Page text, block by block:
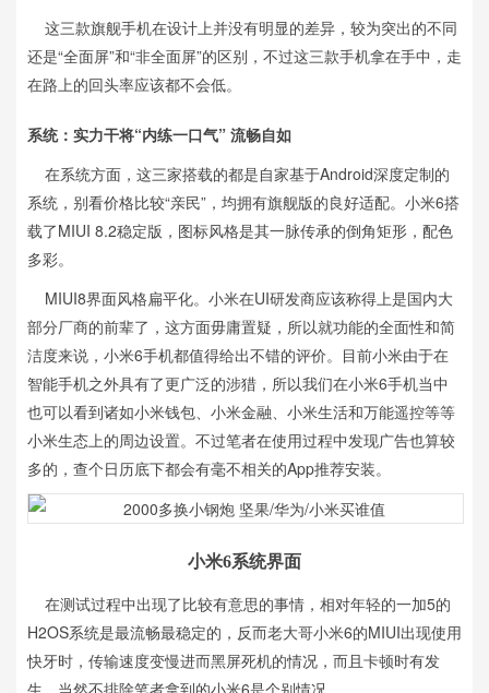
这三款旗舰手机在设计上并没有明显的差异，较为突出的不同
还是“全面屏”和“非全面屏”的区别，不过这三款手机拿在手中，走
在路上的回头率应该都不会低。
系统：实力干将“内练一口气” 流畅自如
在系统方面，这三家搭载的都是自家基于Android深度定制的
系统，别看价格比较“亲民”，均拥有旗舰版的良好适配。小米6搭
载了MIUI 8.2稳定版，图标风格是其一脉传承的倒角矩形，配色
多彩。
MIUI8界面风格扁平化。小米在UI研发商应该称得上是国内大
部分厂商的前辈了，这方面毋庸置疑，所以就功能的全面性和简
洁度来说，小米6手机都值得给出不错的评价。目前小米由于在
智能手机之外具有了更广泛的涉猎，所以我们在小米6手机当中
也可以看到诸如小米钱包、小米金融、小米生活和万能遥控等等
小米生态上的周边设置。不过笔者在使用过程中发现广告也算较
多的，查个日历底下都会有毫不相关的App推荐安装。
小米6系统界面
在测试过程中出现了比较有意思的事情，相对年轻的一加5的
H2OS系统是最流畅最稳定的，反而老大哥小米6的MIUI出现使用
快牙时，传输速度变慢进而黑屏死机的情况，而且卡顿时有发
生。当然不排除笔者拿到的小米6是个别情况。